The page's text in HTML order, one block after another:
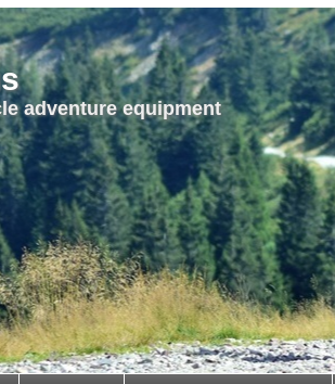
adventure equipment